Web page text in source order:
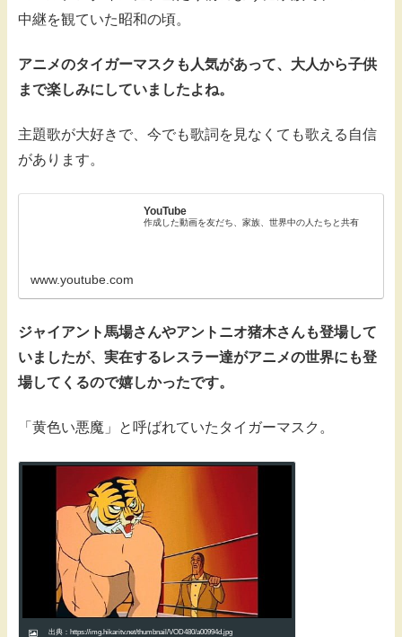
中継を観ていた昭和の頃。
アニメのタイガーマスクも人気があって、大人から子供
まで楽しみにしていましたよね。
主題歌が大好きで、今でも歌詞を見なくても歌える自信
があります。
YouTube
作成した動画を友だち、家族、世界中の人たちと共有
www.youtube.com
ジャイアント馬場さんやアントニオ猪木さんも登場して
いましたが、実在するレスラー達がアニメの世界にも登
場してくるので嬉しかったです。
「黄色い悪魔」と呼ばれていたタイガーマスク。
出典：https://img.hikaritv.net/thumbnail/VOD480/a00994d.jpg